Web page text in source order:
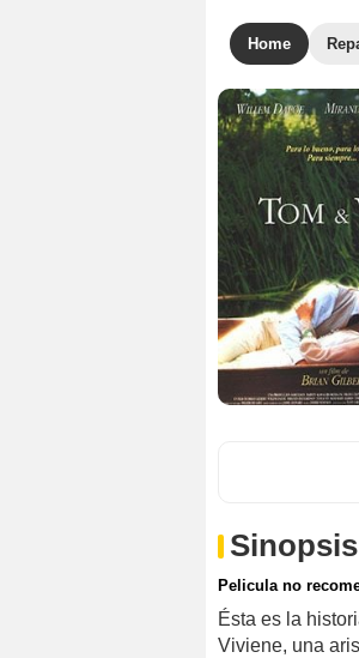
Home
Sinopsis
Pelicula no
Ésta es la
Viviene, una